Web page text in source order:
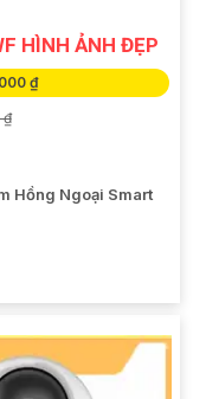
HÌNH ẢNH ĐẸP
₫
₫
Hồng Ngoại Smart